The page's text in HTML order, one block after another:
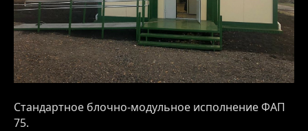
Стандартное блочно-модульное исполнение ФАП
75.